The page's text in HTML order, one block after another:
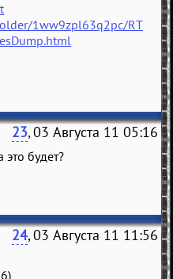
1ww9zpl63q2pc/RT
23, 03 Августа 11 05:16
будет?
24, 03 Августа 11 11:56